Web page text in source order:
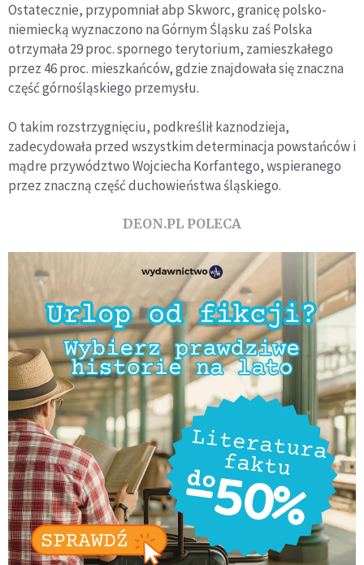
Ostatecznie, przypomniał abp Skworc, granicę polsko-
niemiecką wyznaczono na Górnym Śląsku zaś Polska
otrzymała 29 proc. spornego terytorium, zamieszkałego
przez 46 proc. mieszkańców, gdzie znajdowała się znaczna
część górnośląskiego przemysłu.
O takim rozstrzygnięciu, podkreślił kaznodzieja,
zadecydowała przed wszystkim determinacja powstańców i
mądre przywództwo Wojciecha Korfantego, wspieranego
przez znaczną część duchowieństwa śląskiego.
DEON.PL POLECA